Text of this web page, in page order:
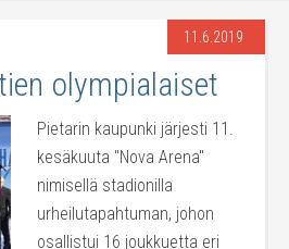
11.6.2019
olympialaiset
Pietarin kaupunki järjesti 11.
kesäkuuta "Nova Arena"
nimisellä stadionilla
urheilutapahtuman, johon
osallistui 16 joukkuetta eri